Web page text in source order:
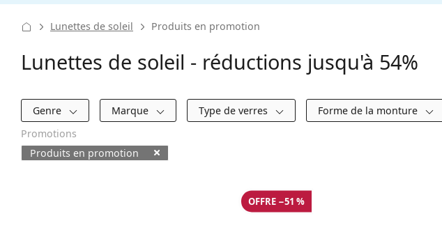
Lunettes de soleil Produits en promotion
Lunettes de soleil - réductions jusqu'à 54%
Filtres
Genre Marque Type de verres Forme de la monture
Promotions
Produits en promotion
OFFRE −51 %